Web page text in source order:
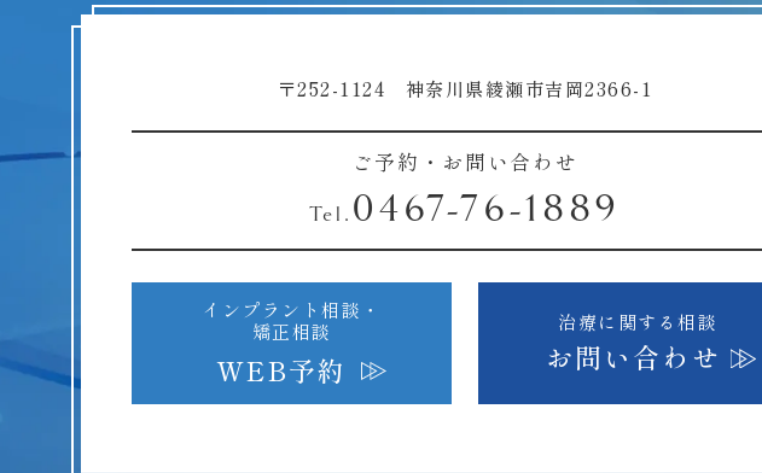
〒252-1124 神奈川県綾瀬市吉岡2366-1
ご予約・お問い合わせ
Tel. 0467-76-1889
インプラント相談・
矯正相談
WEB予約
治療に関する相談
お問い合わせ